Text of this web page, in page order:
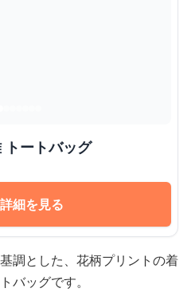
トートバッグ
細を見る
調とした、花柄プリントの着
バッグです。